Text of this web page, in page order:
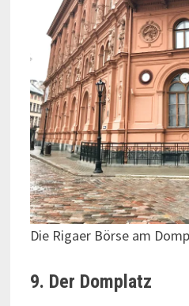
Die Rigaer Börse am
9. Der Domplatz